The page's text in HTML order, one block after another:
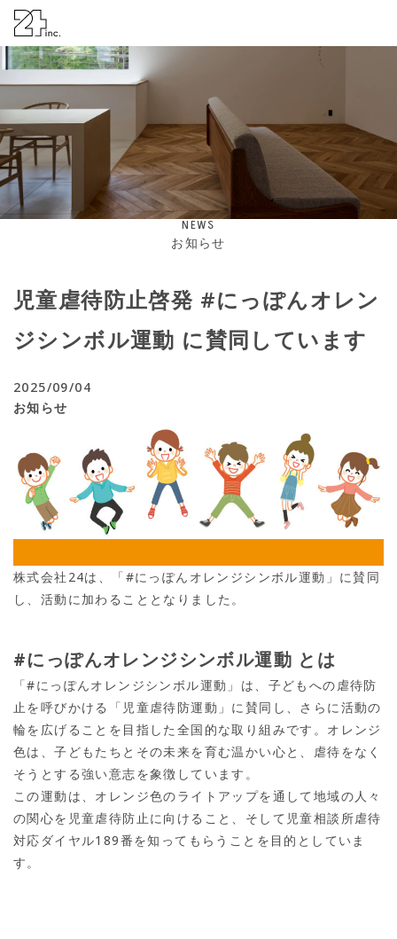
NEWS
お知らせ
児童虐待防止啓発 #にっぽんオレン
ジシンボル運動 に賛同しています
2025/09/04
お知らせ
株式会社24は、「#にっぽんオレンジシンボル運動」に賛同
し、活動に加わることとなりました。
#にっぽんオレンジシンボル運動 とは
「#にっぽんオレンジシンボル運動」は、子どもへの虐待防
止を呼びかける「児童虐待防運動」に賛同し、さらに活動の
輪を広げることを目指した全国的な取り組みです。オレンジ
色は、子どもたちとその未来を育む温かい心と、虐待をなく
そうとする強い意志を象徴しています。
この運動は、オレンジ色のライトアップを通して地域の人々
の関心を児童虐待防止に向けること、そして児童相談所虐待
対応ダイヤル189番を知ってもらうことを目的としていま
す。